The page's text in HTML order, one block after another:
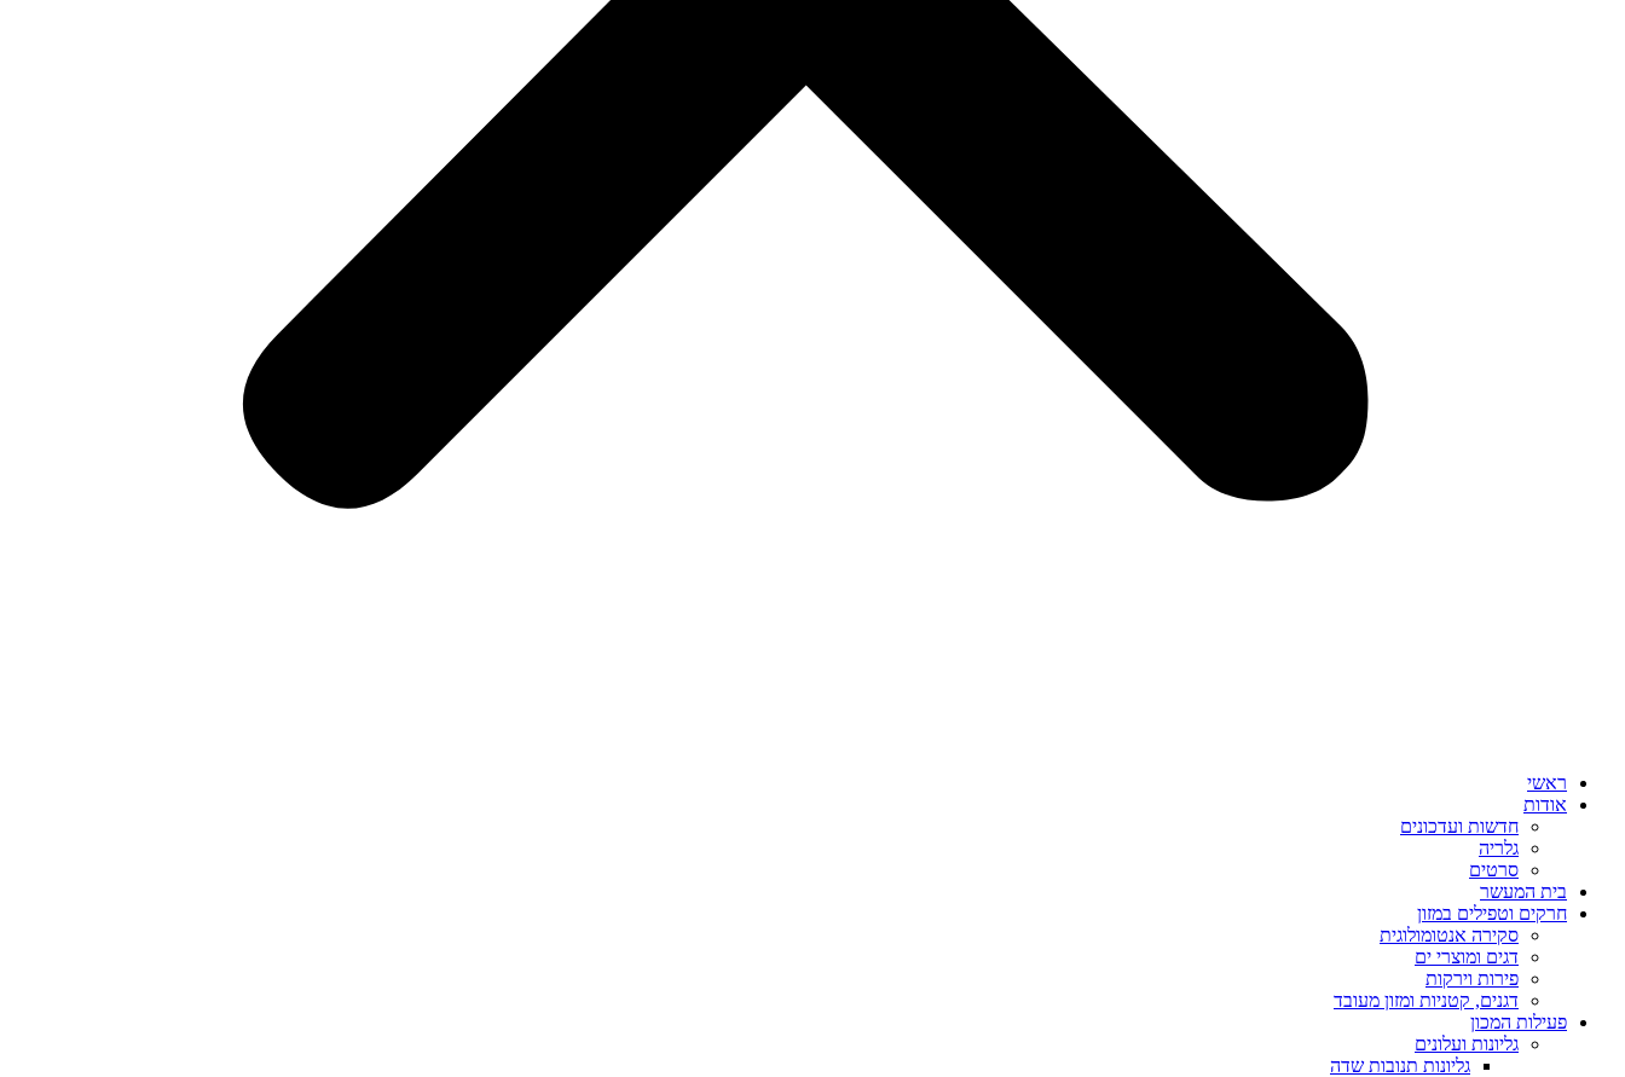
ראשי
אודות
חדשות ועדכונים
גלריה
סרטים
בית המעשר
חרקים וטפילים במזון
סקירה אנטומולוגית
דגים ומוצרי ים
פירות וירקות
דגנים, קטניות ומזון מעובד
פעילות המכון
גליונות ועלונים
גליונות תנובות שדה